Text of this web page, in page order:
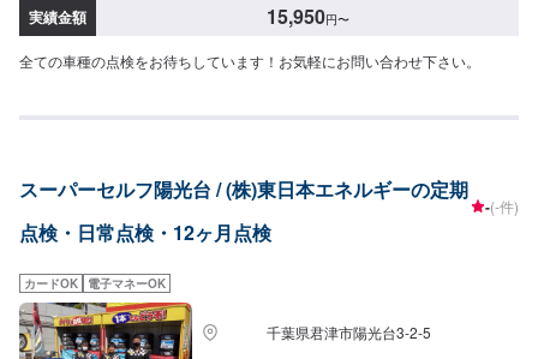
実績金額 15,950円〜
全ての車種の点検をお待ちしています！お気軽にお問い合わせ下さい。
スーパーセルフ陽光台 / (株)東日本エネルギーの定期
点検・日常点検・12ヶ月点検
-(-件)
カードOK 電子マネーOK
千葉県君津市陽光台3-2-5